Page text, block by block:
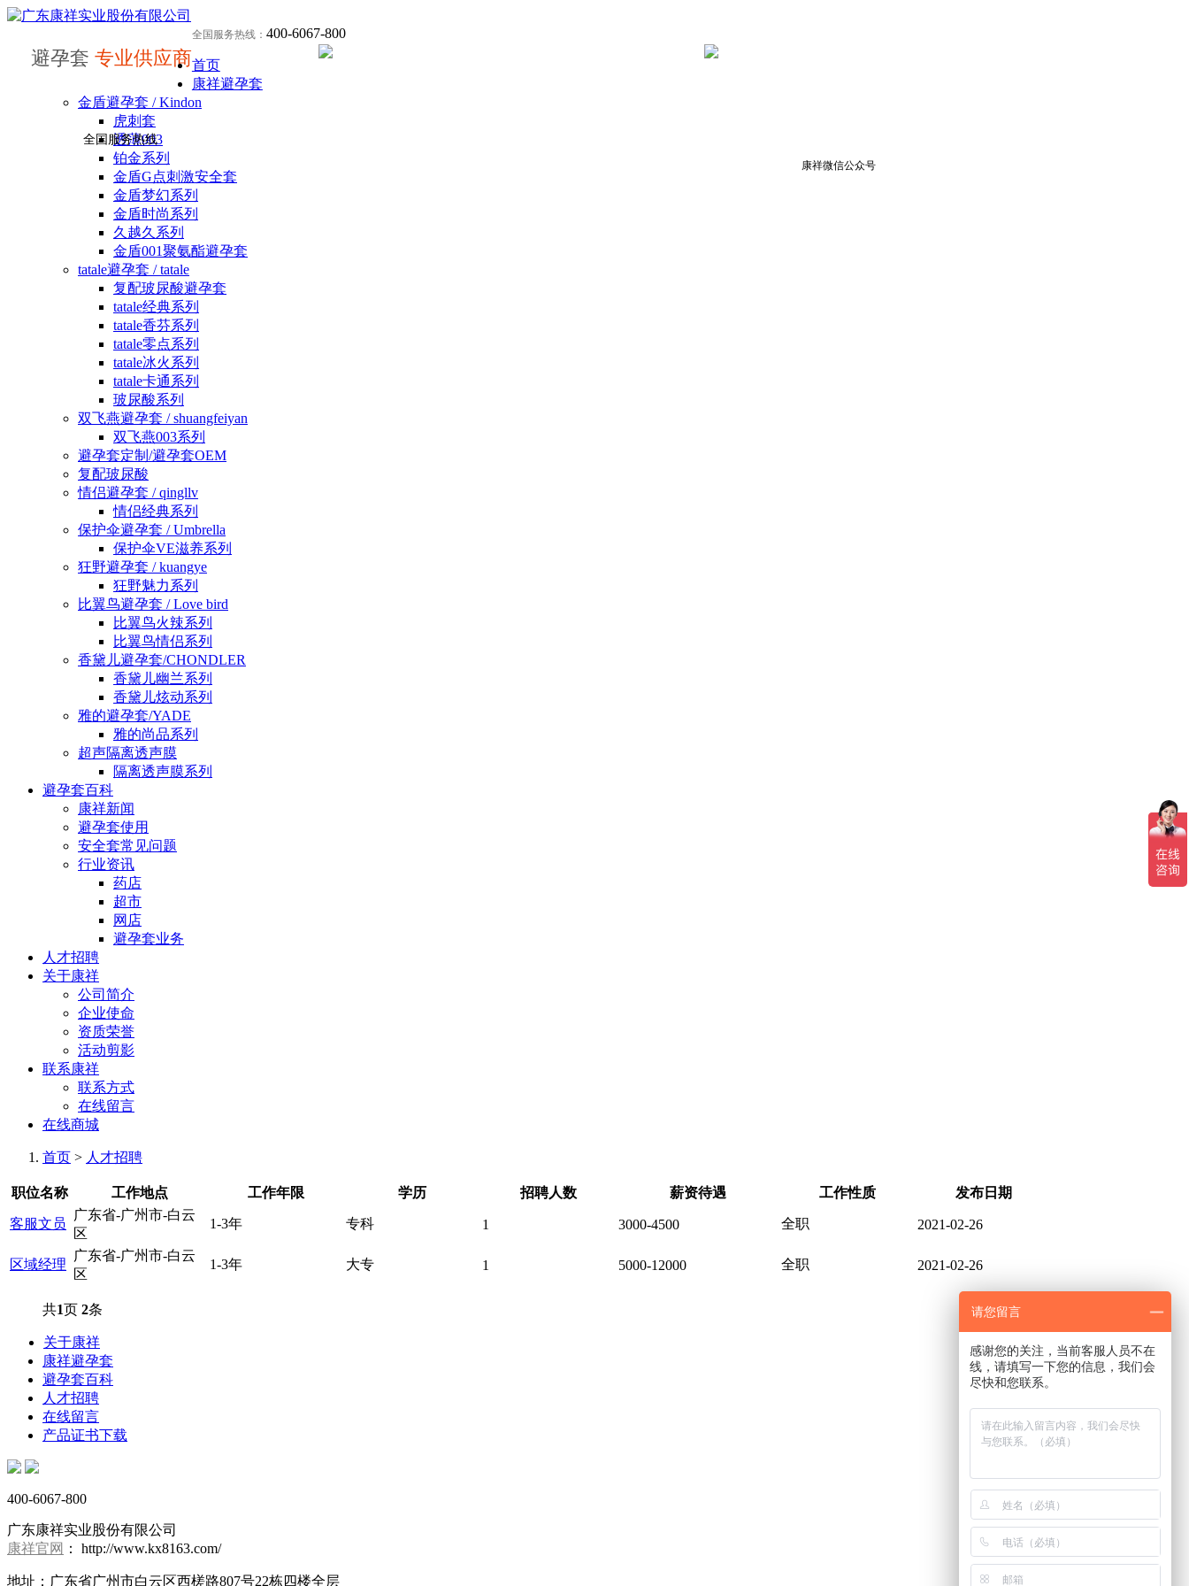
避孕套 专业供应商
全国服务热线： 400-6067-800
首页
康祥避孕套
金盾避孕套 / Kindon
虎刺套
透薄003
铂金系列
金盾G点刺激安全套
金盾梦幻系列
金盾时尚系列
久越久系列
金盾001聚氨酯避孕套
tatale避孕套 / tatale
复配玻尿酸避孕套
tatale经典系列
tatale香芬系列
tatale零点系列
tatale冰火系列
tatale卡通系列
玻尿酸系列
双飞燕避孕套 / shuangfeiyan
双飞燕003系列
避孕套定制/避孕套OEM
复配玻尿酸
情侣避孕套 / qingllv
情侣经典系列
保护伞避孕套 / Umbrella
保护伞VE滋养系列
狂野避孕套 / kuangye
狂野魅力系列
比翼鸟避孕套 / Love bird
比翼鸟火辣系列
比翼鸟情侣系列
香黛儿避孕套/CHONDLER
香黛儿幽兰系列
香黛儿炫动系列
雅的避孕套/YADE
雅的尚品系列
超声隔离透声膜
隔离透声膜系列
避孕套百科
康祥新闻
避孕套使用
安全套常见问题
行业资讯
药店
超市
网店
避孕套业务
人才招聘
关于康祥
公司简介
企业使命
资质荣誉
活动剪影
联系康祥
联系方式
在线留言
在线商城
首页 > 人才招聘
职位名称 工作地点 工作年限 学历 招聘人数 薪资待遇 工作性质 发布日期
客服文员
广东省-广州市-白云
区
1-3年 专科 1 3000-4500 全职 2021-02-26
区域经理
广东省-广州市-白云
区
1-3年 大专 1 5000-12000 全职 2021-02-26
共1页 2条
关于康祥
康祥避孕套
避孕套百科
人才招聘
在线留言
产品证书下载
全国服务热线
400-6067-800
广东康祥实业股份有限公司
康祥官网 ： http://www.kx8163.com/
地址：广东省广州市白云区西槎路807号22栋四楼全层
康祥微信公众号
请您留言
感谢您的关注，当前客服人员不在
线，请填写一下您的信息，我们会
尽快和您联系。